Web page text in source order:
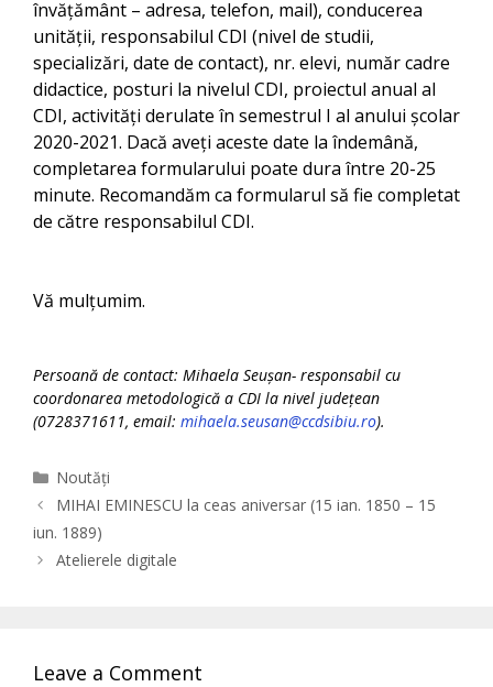
învățământ – adresa, telefon, mail), conducerea
unității, responsabilul CDI (nivel de studii,
specializări, date de contact), nr. elevi, număr cadre
didactice, posturi la nivelul CDI, proiectul anual al
CDI, activități derulate în semestrul I al anului școlar
2020-2021. Dacă aveți aceste date la îndemână,
completarea formularului poate dura între 20-25
minute. Recomandăm ca formularul să fie completat
de către responsabilul CDI.
Vă mulțumim.
Persoană de contact: Mihaela Seușan- responsabil cu
coordonarea metodologică a CDI la nivel județean
(0728371611, email: mihaela.seusan@ccdsibiu.ro).
Categories
Noutăți
MIHAI EMINESCU la ceas aniversar (15 ian. 1850 – 15
iun. 1889)
Atelierele digitale
Leave a Comment